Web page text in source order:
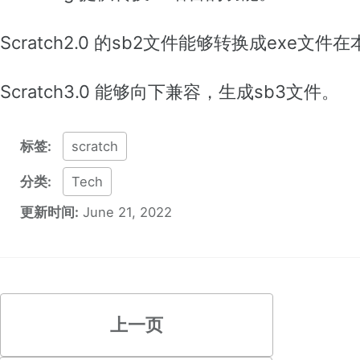
Scratch2.0 的sb2文件能够转换成exe文件在
Scratch3.0 能够向下兼容，生成sb3文件。
标签: scratch
分类:
Tech
更新时间: June 21, 2022
上一页